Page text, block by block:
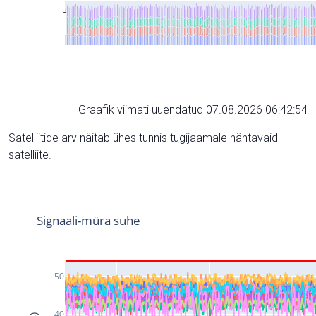
Graafik viimati uuendatud 07.08.2026 06:42:54
Satelliitide arv näitab ühes tunnis tugijaamale nähtavaid
satelliite.
50
Signaali-müra suhe